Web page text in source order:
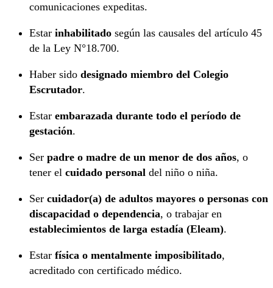
comunicaciones expeditas.
Estar inhabilitado según las causales del artículo 45
de la Ley N°18.700.
Haber sido designado miembro del Colegio
Escrutador.
Estar embarazada durante todo el período de
gestación.
Ser padre o madre de un menor de dos años, o
tener el cuidado personal del niño o niña.
Ser cuidador(a) de adultos mayores o personas con
discapacidad o dependencia, o trabajar en
establecimientos de larga estadía (Eleam).
Estar física o mentalmente imposibilitado,
acreditado con certificado médico.